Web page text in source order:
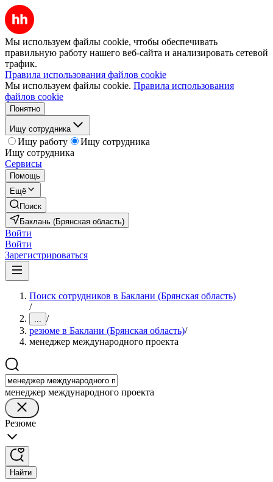
Мы используем файлы cookie, чтобы обеспечивать
правильную работу нашего веб-сайта и анализировать сетевой
трафик.
Правила использования файлов cookie
Мы используем файлы cookie. Правила использования
файлов cookie
Понятно
Ищу сотрудника
Ищу работу
Ищу сотрудника
Ищу сотрудника
Сервисы
Помощь
Ещё
Поиск
Баклань (Брянская область)
Войти
Войти
Зарегистрироваться
Поиск сотрудников в Баклани (Брянская область)
/
... /
резюме в Баклани (Брянская область)/
менеджер международного проекта
менеджер международного проекта
Резюме
Найти